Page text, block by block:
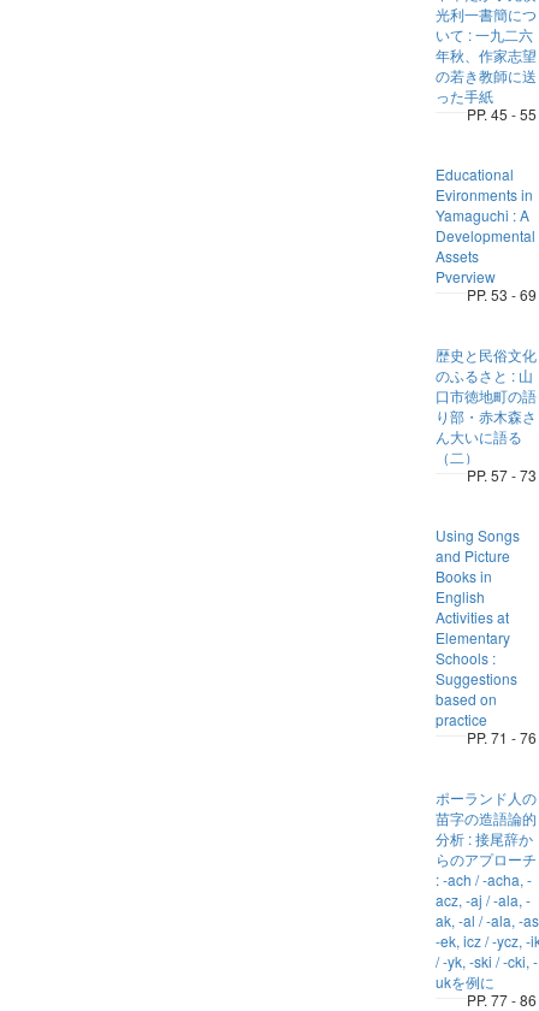
光利一書簡につ
いて : 一九二六
年秋、作家志望
の若き教師に送
った手紙
PP. 45 - 55
Educational
Evironments in
Yamaguchi : A
Developmental
Assets
Pverview
PP. 53 - 69
歴史と民俗文化
のふるさと : 山
口市徳地町の語
り部・赤木森さ
ん大いに語る
（二）
PP. 57 - 73
Using Songs
and Picture
Books in
English
Activities at
Elementary
Schools :
Suggestions
based on
practice
PP. 71 - 76
ポーランド人の
苗字の造語論的
分析 : 接尾辞か
らのアプローチ
: -ach / -acha, -
acz, -aj / -ala, -
ak, -al / -ala, -as
-ek, icz / -ycz, -
/ -yk, -ski / -cki, -
ukを例に
PP. 77 - 86